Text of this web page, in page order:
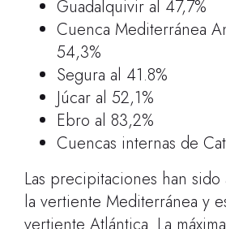
Guadalquivir al 47,7%
Cuenca Mediterránea
54,3%
Segura al 41.8%
Júcar al 52,1%
Ebro al 83,2%
Cuencas internas de
Las precipitaciones han sido
la vertiente Mediterránea y